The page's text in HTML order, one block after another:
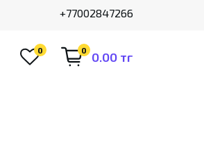
+77002847266
0 0 0.00 тг